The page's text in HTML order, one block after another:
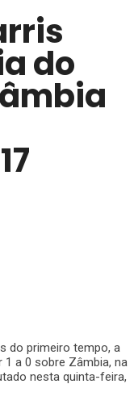
do
do primeiro tempo, a
a 0 sobre Zâmbia, na
nesta quinta-feira,